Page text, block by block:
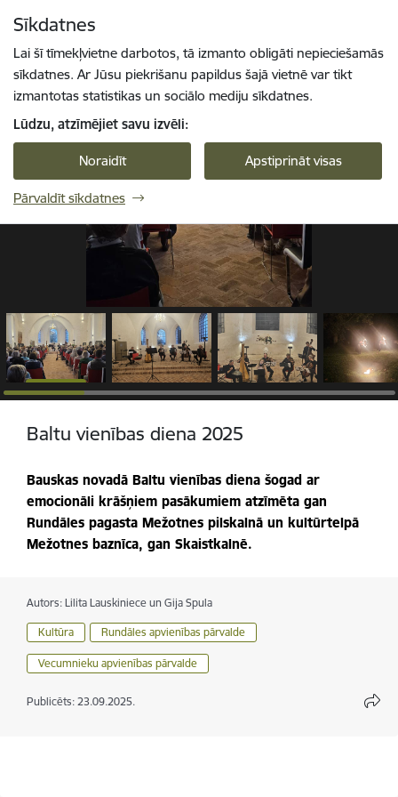
Sīkdatnes
Lai šī tīmekļvietne darbotos, tā izmanto obligāti nepieciešamās
sīkdatnes. Ar Jūsu piekrišanu papildus šajā vietnē var tikt
izmantotas statistikas un sociālo mediju sīkdatnes.
Lūdzu, atzīmējiet savu izvēli:
Noraidīt Apstiprināt visas
Pārvaldīt sīkdatnes
1 / 18
Baltu vienības diena 2025
Bauskas novadā Baltu vienības diena šogad ar
emocionāli krāšņiem pasākumiem atzīmēta gan
Rundāles pagasta Mežotnes pilskalnā un kultūrtelpā
Mežotnes baznīca, gan Skaistkalnē.
Autors: Lilita Lauskiniece un Gija Spula
Kultūra Rundāles apvienības pārvalde
Vecumnieku apvienības pārvalde
Publicēts: 23.09.2025.